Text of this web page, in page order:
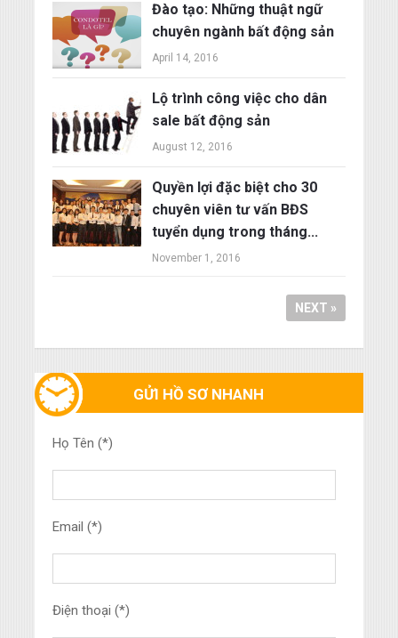
Đào tạo: Những thuật ngữ
chuyên ngành bất động sản
April 14, 2016
Lộ trình công việc cho dân
sale bất động sản
August 12, 2016
Quyền lợi đặc biệt cho 30
chuyên viên tư vấn BĐS
tuyển dụng trong tháng...
November 1, 2016
NEXT »
GỬI HỒ SƠ NHANH
Họ Tên (*)
Email (*)
Điện thoại (*)